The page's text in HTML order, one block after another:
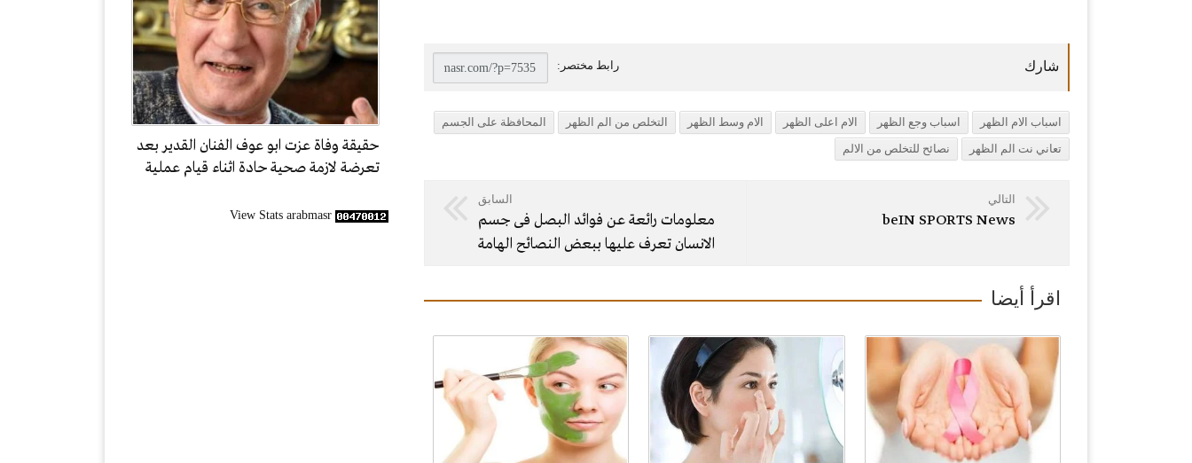
حقيقة وفاة عزت ابو عوف الفنان القدير بعد
تعرضة لازمة صحية حادة اثناء قيام عملية
View Stats arabmasr
اسباب الام الظهر اسباب وجع الظهر الام اعلى الظهر الام وسط الظهر التخلص من الم الظهر
المحافظة على الجسم
تعاني نت الم الظهر
نصائح للتخلص من الالم
التالي
beIN SPORTS News
السابق
معلومات رائعة عن فوائد البصل فى جسم
الانسان تعرف عليها ببعض النصائح الهامة
اقرأ أيضا